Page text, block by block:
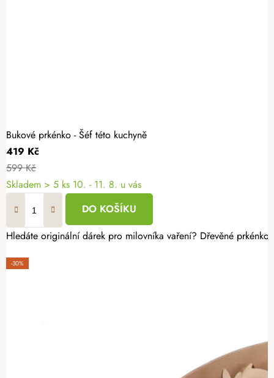
Bukové prkénko - Šéf této kuchyně
419 Kč
599 Kč
Skladem > 5 ks 10. - 11. 8. u vás
DO KOŠÍKU
Hledáte originální dárek pro milovníka vaření? Dřevěné
-30%